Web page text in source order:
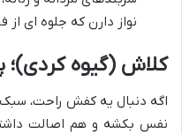
نواز دارن که جلوه ای
کلاش (گیوه کردی)؛
اگه دنبال یه کفش راحت،
نفس بکشه و هم اصالت